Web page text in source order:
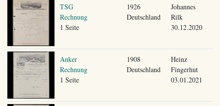
TSG
Rechnung
1 Seite
1926
Deutschland
Johannes
Rilk
30.12.2020
Anker
Rechnung
1 Seite
1908
Deutschland
Heinz
Fingerhut
03.01.2021